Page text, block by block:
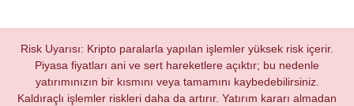
Risk Uyarısı: Kripto paralarla yapılan işlemler yüksek risk içerir.
Piyasa fiyatları ani ve sert hareketlere açıktır; bu nedenle
yatırımınızın bir kısmını veya tamamını kaybedebilirsiniz.
Kaldıraçlı işlemler riskleri daha da artırır. Yatırım kararı almadan